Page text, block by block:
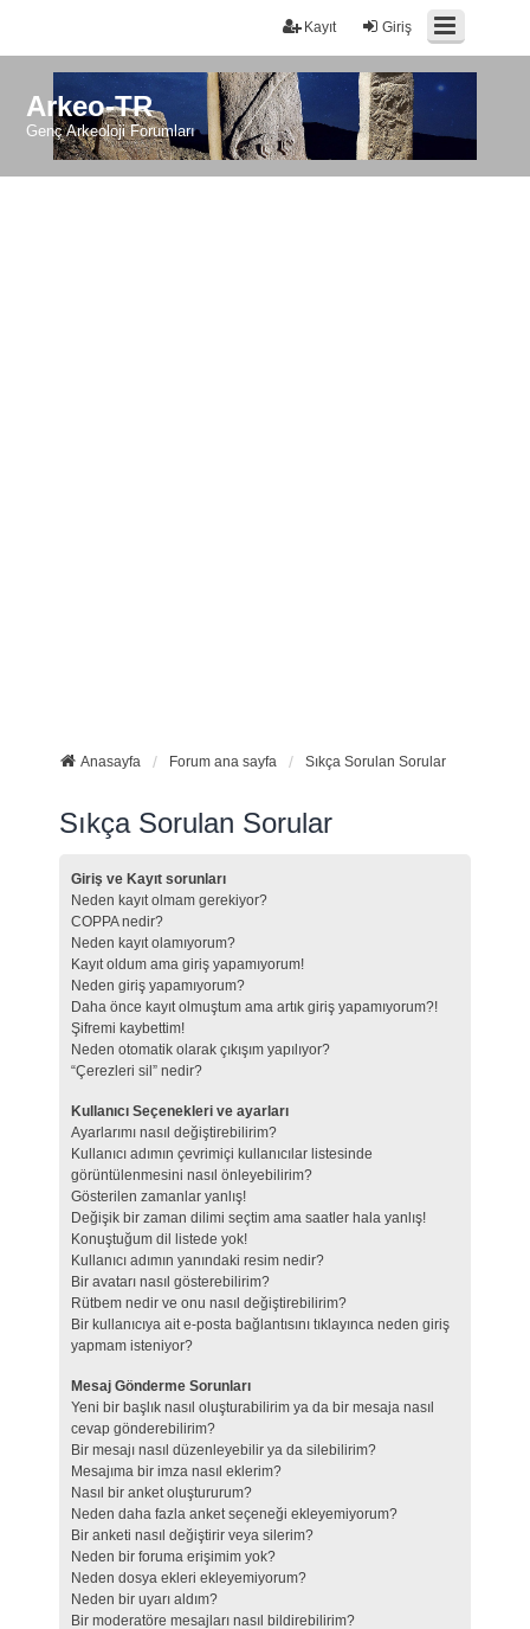
Giriş
Kayıt
Arkeo-TR
Genç Arkeoloji Forumları
Anasayfa Forum ana sayfa Sıkça Sorulan Sorular
Sıkça Sorulan Sorular
Giriş ve Kayıt sorunları
Neden kayıt olmam gerekiyor?
COPPA nedir?
Neden kayıt olamıyorum?
Kayıt oldum ama giriş yapamıyorum!
Neden giriş yapamıyorum?
Daha önce kayıt olmuştum ama artık giriş yapamıyorum?!
Şifremi kaybettim!
Neden otomatik olarak çıkışım yapılıyor?
“Çerezleri sil” nedir?
Kullanıcı Seçenekleri ve ayarları
Ayarlarımı nasıl değiştirebilirim?
Kullanıcı adımın çevrimiçi kullanıcılar listesinde
görüntülenmesini nasıl önleyebilirim?
Gösterilen zamanlar yanlış!
Değişik bir zaman dilimi seçtim ama saatler hala yanlış!
Konuştuğum dil listede yok!
Kullanıcı adımın yanındaki resim nedir?
Bir avatarı nasıl gösterebilirim?
Rütbem nedir ve onu nasıl değiştirebilirim?
Bir kullanıcıya ait e-posta bağlantısını tıklayınca neden giriş
yapmam isteniyor?
Mesaj Gönderme Sorunları
Yeni bir başlık nasıl oluşturabilirim ya da bir mesaja nasıl
cevap gönderebilirim?
Bir mesajı nasıl düzenleyebilir ya da silebilirim?
Mesajıma bir imza nasıl eklerim?
Nasıl bir anket oluştururum?
Neden daha fazla anket seçeneği ekleyemiyorum?
Bir anketi nasıl değiştirir veya silerim?
Neden bir foruma erişimim yok?
Neden dosya ekleri ekleyemiyorum?
Neden bir uyarı aldım?
Bir moderatöre mesajları nasıl bildirebilirim?